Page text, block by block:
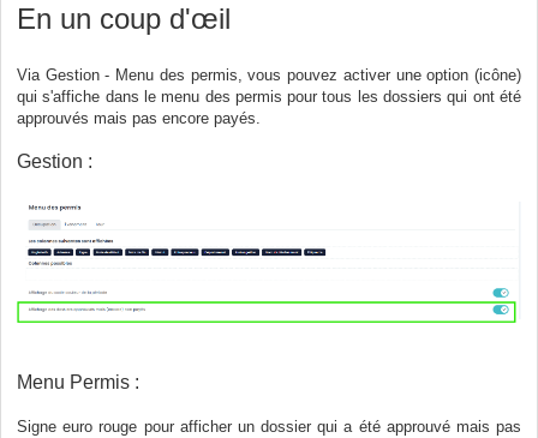
En un coup d'œil
Via Gestion - Menu des permis, vous pouvez activer une option (icône)
qui s'affiche dans le menu des permis pour tous les dossiers qui ont été
approuvés mais pas encore payés.
Gestion :
Menu Permis :
Signe euro rouge pour afficher un dossier qui a été approuvé mais pas